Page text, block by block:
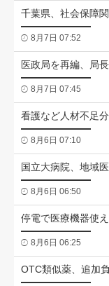
千葉県、社会保障
8月7日 07:52
医政局を再編、局
8月7日 07:45
看護など人材不足
8月6日 07:10
国立大病院、地域
8月6日 06:50
停電で医療機器使
8月6日 06:25
OTC類似薬、追加